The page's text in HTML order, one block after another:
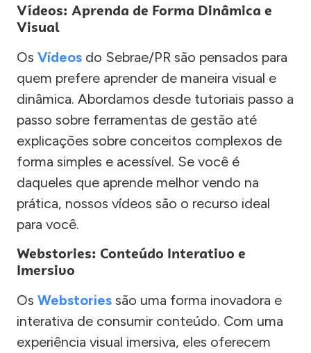
Vídeos: Aprenda de Forma Dinâmica e
Visual
Os Vídeos do Sebrae/PR são pensados para
quem prefere aprender de maneira visual e
dinâmica. Abordamos desde tutoriais passo a
passo sobre ferramentas de gestão até
explicações sobre conceitos complexos de
forma simples e acessível. Se você é
daqueles que aprende melhor vendo na
prática, nossos vídeos são o recurso ideal
para você.
Webstories: Conteúdo Interativo e
Imersivo
Os Webstories são uma forma inovadora e
interativa de consumir conteúdo. Com uma
experiência visual imersiva, eles oferecem